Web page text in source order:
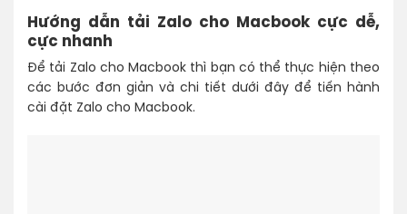
Hướng dẫn tải Zalo cho Macbook cực dễ,
cực nhanh
Để tải Zalo cho Macbook thì bạn có thể thực hiện theo
các bước đơn giản và chi tiết dưới đây để tiến hành
cài đặt Zalo cho Macbook.